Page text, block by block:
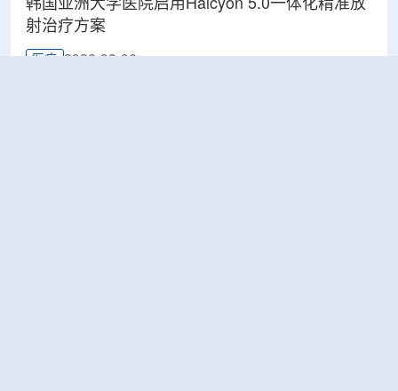
韩国亚洲大学医院启用Halcyon 5.0一体化精准放
射治疗方案
医疗 2026-08-06